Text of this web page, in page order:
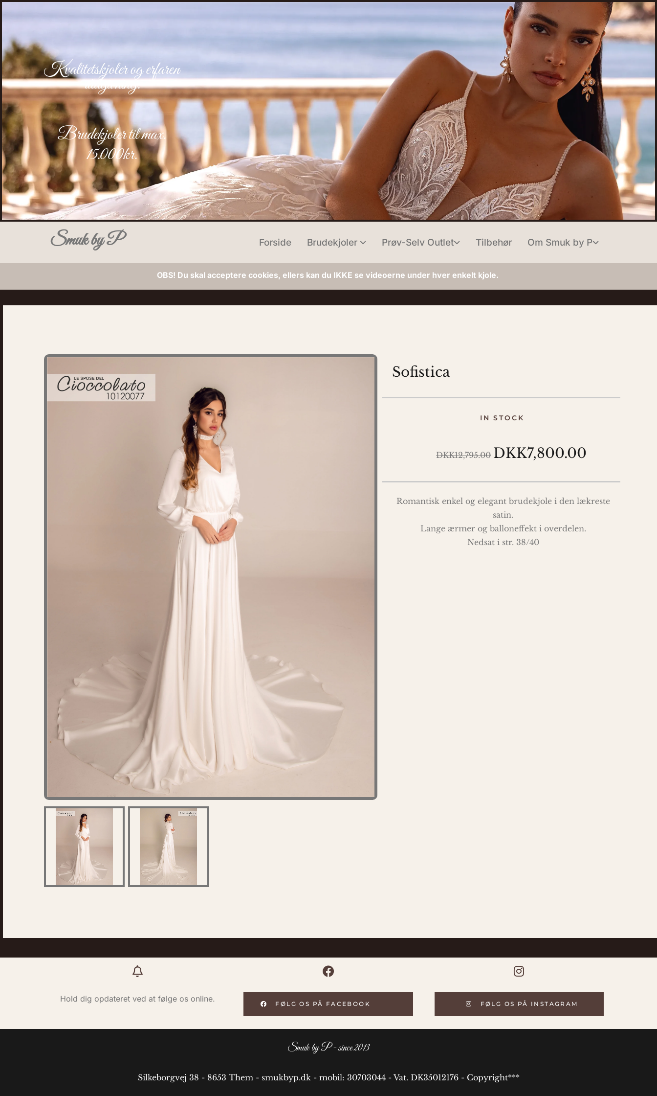
Kvalitetskjoler og erfaren
rådgivning.
Brudekjolertil max.
15.000kr.
Smuk by P Forside Brudekjoler Prøv-Selv Outlet Tilbehør Om Smuk by P
OBS! Du skal acceptere cookies, ellers kan du IKKE se videoerne under hver enkelt kjole.
Sofistica
IN STOCK
DKK12,795.00 DKK7,800.00
Romantisk enkel og elegant brudekjole i den lækreste
satin.
Lange ærmer og balloneffekt i overdelen.
Nedsat i str. 38/40
Hold dig opdateret ved at følge os online.
FØLG OS PÅ FACEBOOK FØLG OS PÅ INSTAGRAM
Smuk by P - since 2013
Silkeborgvej 38 - 8653 Them - smukbyp.dk - mobil: 30703044 - Vat. DK35012176 - Copyright***